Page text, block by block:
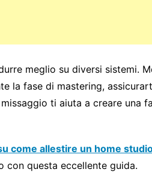
meglio su diversi sistemi.
la fase di mastering,
ti aiuta a creare una
come allestire un home
con questa eccellente guida.